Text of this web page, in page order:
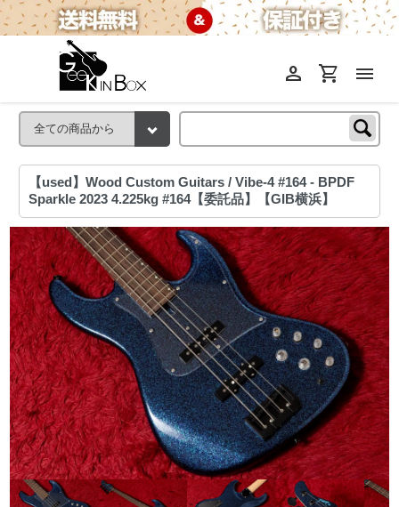
menu
shopping_cart
person
【used】Wood Custom Guitars / Vibe-4 #164 - BPDF
Sparkle 2023 4.225kg #164【委託品】【GIB横浜】